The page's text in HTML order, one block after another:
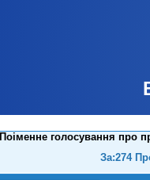
Поіменне голосування про
За:274